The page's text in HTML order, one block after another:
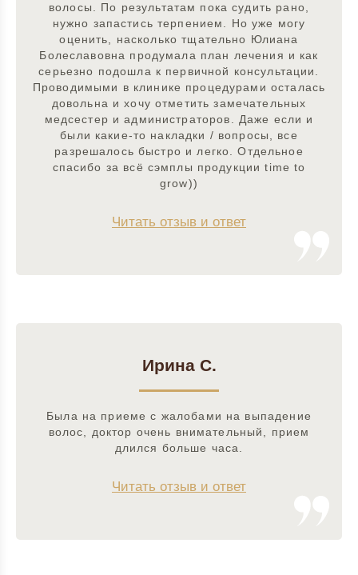
волосы. По результатам пока судить рано,
нужно запастись терпением. Но уже могу
оценить, насколько тщательно Юлиана
Болеславовна продумала план лечения и как
серьезно подошла к первичной консультации.
Проводимыми в клинике процедурами осталась
довольна и хочу отметить замечательных
медсестер и администраторов. Даже если и
были какие-то накладки / вопросы, все
разрешалось быстро и легко. Отдельное
спасибо за всё сэмплы продукции time to
grow))
Читать отзыв и ответ
Ирина С.
Была на приеме с жалобами на выпадение
волос, доктор очень внимательный, прием
длился больше часа.
Читать отзыв и ответ